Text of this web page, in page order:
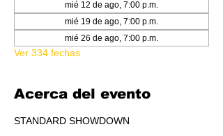
mié 12 de ago, 7:00 p.m.
mié 19 de ago, 7:00 p.m.
mié 26 de ago, 7:00 p.m.
Ver 334 fechas
Acerca del evento
STANDARD SHOWDOWN